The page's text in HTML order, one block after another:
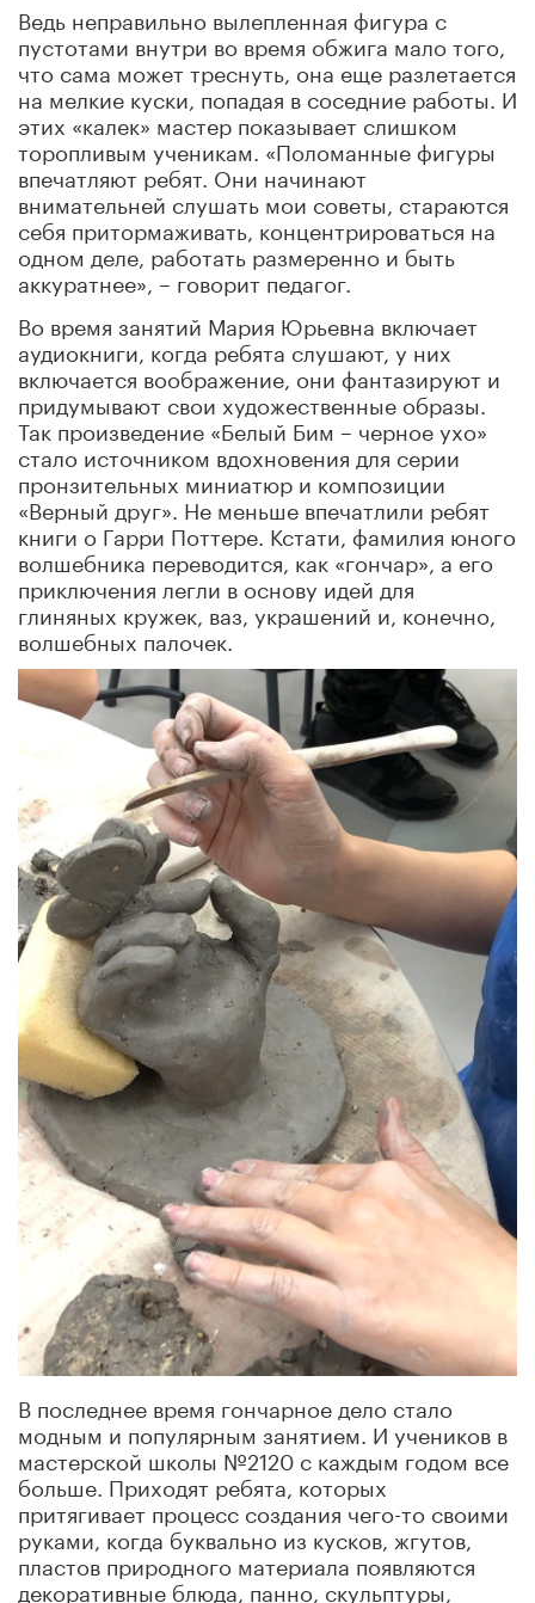
Ведь неправильно вылепленная фигура с
пустотами внутри во время обжига мало того,
что сама может треснуть, она еще разлетается
на мелкие куски, попадая в соседние работы. И
этих «калек» мастер показывает слишком
торопливым ученикам. «Поломанные фигуры
впечатляют ребят. Они начинают
внимательней слушать мои советы, стараются
себя притормаживать, концентрироваться на
одном деле, работать размеренно и быть
аккуратнее», – говорит педагог.
Во время занятий Мария Юрьевна включает
аудиокниги, когда ребята слушают, у них
включается воображение, они фантазируют и
придумывают свои художественные образы.
Так произведение «Белый Бим – черное ухо»
стало источником вдохновения для серии
пронзительных миниатюр и композиции
«Верный друг». Не меньше впечатлили ребят
книги о Гарри Поттере. Кстати, фамилия юного
волшебника переводится, как «гончар», а его
приключения легли в основу идей для
глиняных кружек, ваз, украшений и, конечно,
волшебных палочек.
В последнее время гончарное дело стало
модным и популярным занятием. И учеников в
мастерской школы №2120 с каждым годом все
больше. Приходят ребята, которых
притягивает процесс создания чего-то своими
руками, когда буквально из кусков, жгутов,
пластов природного материала появляются
декоративные блюда, панно, скульптуры,